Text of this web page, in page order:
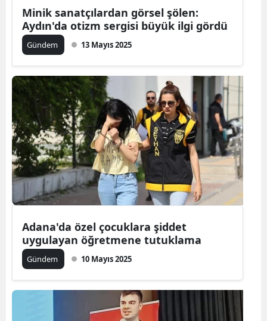
Minik sanatçılardan görsel şölen:
Aydın'da otizm sergisi büyük ilgi gördü
Gündem 13 Mayıs 2025
Adana'da özel çocuklara şiddet
uygulayan öğretmene tutuklama
Gündem 10 Mayıs 2025